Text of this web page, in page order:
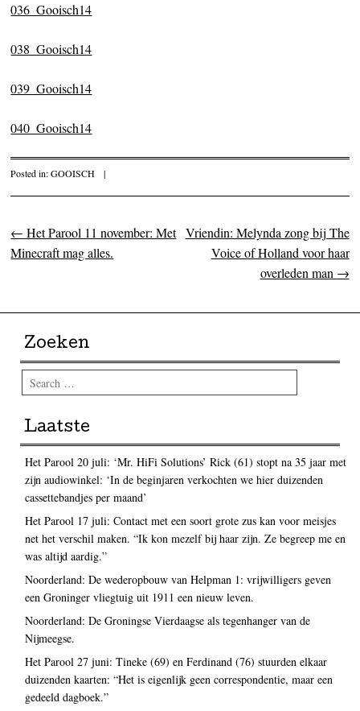
036_Gooisch14
038_Gooisch14
039_Gooisch14
040_Gooisch14
Posted in:GOOISCH |
Post navigation
← Het Parool 11 november: Met
Minecraft mag alles.
Vriendin: Melynda zong bij The
Voice of Holland voor haar
overleden man →
Zoeken
Search
Laatste
Het Parool 20 juli: ‘Mr. HiFi Solutions’ Rick (61) stopt na 35 jaar met
zijn audiowinkel: ‘In de beginjaren verkochten we hier duizenden
cassettebandjes per maand’
Het Parool 17 juli: Contact met een soort grote zus kan voor meisjes
net het verschil maken. “Ik kon mezelf bij haar zijn. Ze begreep me en
was altijd aardig.”
Noorderland: De wederopbouw van Helpman 1: vrijwilligers geven
een Groninger vliegtuig uit 1911 een nieuw leven.
Noorderland: De Groningse Vierdaagse als tegenhanger van de
Nijmeegse.
Het Parool 27 juni: Tineke (69) en Ferdinand (76) stuurden elkaar
duizenden kaarten: “Het is eigenlijk geen correspondentie, maar een
gedeeld dagboek.”